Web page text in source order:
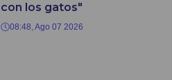
con los gatos"
08:48, Ago 07 2026